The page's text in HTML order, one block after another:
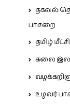
தகவல்
பாசறை
தமிழ்
கலை
உழவர்